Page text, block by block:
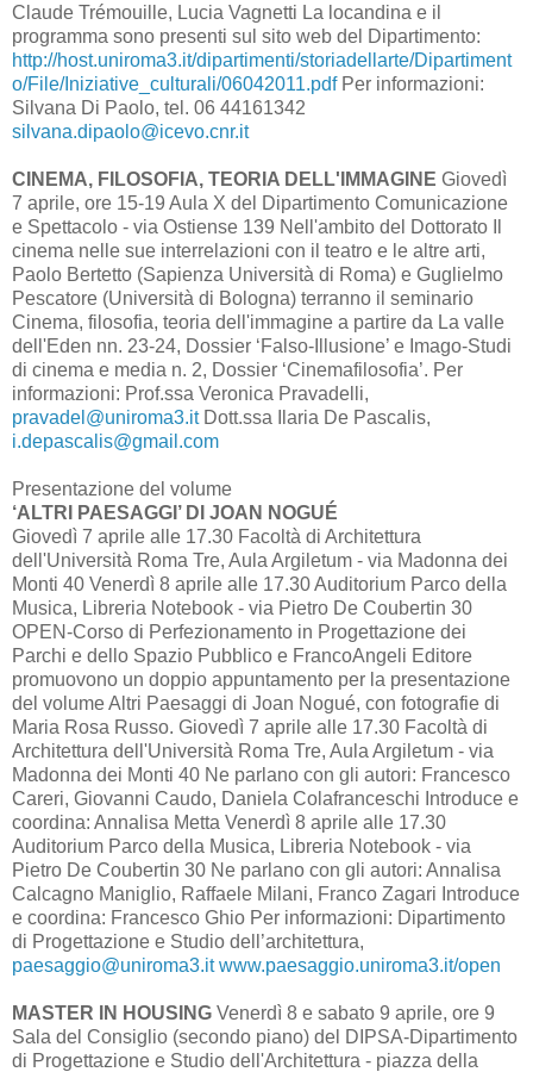
Claude Trémouille, Lucia Vagnetti La locandina e il
programma sono presenti sul sito web del Dipartimento:
http://host.uniroma3.it/dipartimenti/storiadellarte/Dipartiment
o/File/Iniziative_culturali/06042011.pdfPer informazioni:
Silvana Di Paolo, tel. 06 44161342
silvana.dipaolo@icevo.cnr.it
CINEMA, FILOSOFIA, TEORIA DELL'IMMAGINE Giovedì
7 aprile, ore 15-19 Aula X del Dipartimento Comunicazione
e Spettacolo - via Ostiense 139 Nell'ambito del Dottorato Il
cinema nelle sue interrelazioni con il teatro e le altre arti,
Paolo Bertetto (Sapienza Università di Roma) e Guglielmo
Pescatore (Università di Bologna) terranno il seminario
Cinema, filosofia, teoria dell'immagine a partire da La valle
dell'Eden nn. 23-24, Dossier ‘Falso-Illusione’ e Imago-Studi
di cinema e media n. 2, Dossier ‘Cinemafilosofia’. Per
informazioni: Prof.ssa Veronica Pravadelli,
pravadel@uniroma3.itDott.ssa Ilaria De Pascalis,
i.depascalis@gmail.com
Presentazione del volume
‘ALTRI PAESAGGI’ DI JOAN NOGUÉ
Giovedì 7 aprile alle 17.30 Facoltà di Architettura
dell'Università Roma Tre, Aula Argiletum - via Madonna dei
Monti 40 Venerdì 8 aprile alle 17.30 Auditorium Parco della
Musica, Libreria Notebook - via Pietro De Coubertin 30
OPEN-Corso di Perfezionamento in Progettazione dei
Parchi e dello Spazio Pubblico e FrancoAngeli Editore
promuovono un doppio appuntamento per la presentazione
del volume Altri Paesaggi di Joan Nogué, con fotografie di
Maria Rosa Russo. Giovedì 7 aprile alle 17.30 Facoltà di
Architettura dell'Università Roma Tre, Aula Argiletum - via
Madonna dei Monti 40 Ne parlano con gli autori: Francesco
Careri, Giovanni Caudo, Daniela Colafranceschi Introduce e
coordina: Annalisa Metta Venerdì 8 aprile alle 17.30
Auditorium Parco della Musica, Libreria Notebook - via
Pietro De Coubertin 30 Ne parlano con gli autori: Annalisa
Calcagno Maniglio, Raffaele Milani, Franco Zagari Introduce
e coordina: Francesco Ghio Per informazioni: Dipartimento
di Progettazione e Studio dell’architettura,
paesaggio@uniroma3.it www.paesaggio.uniroma3.it/open
MASTER IN HOUSING Venerdì 8 e sabato 9 aprile, ore 9
Sala del Consiglio (secondo piano) del DIPSA-Dipartimento
di Progettazione e Studio dell'Architettura - piazza della